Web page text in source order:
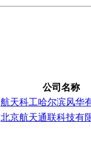
公司名称
航天科工哈尔滨风华
北京航天通联科技有